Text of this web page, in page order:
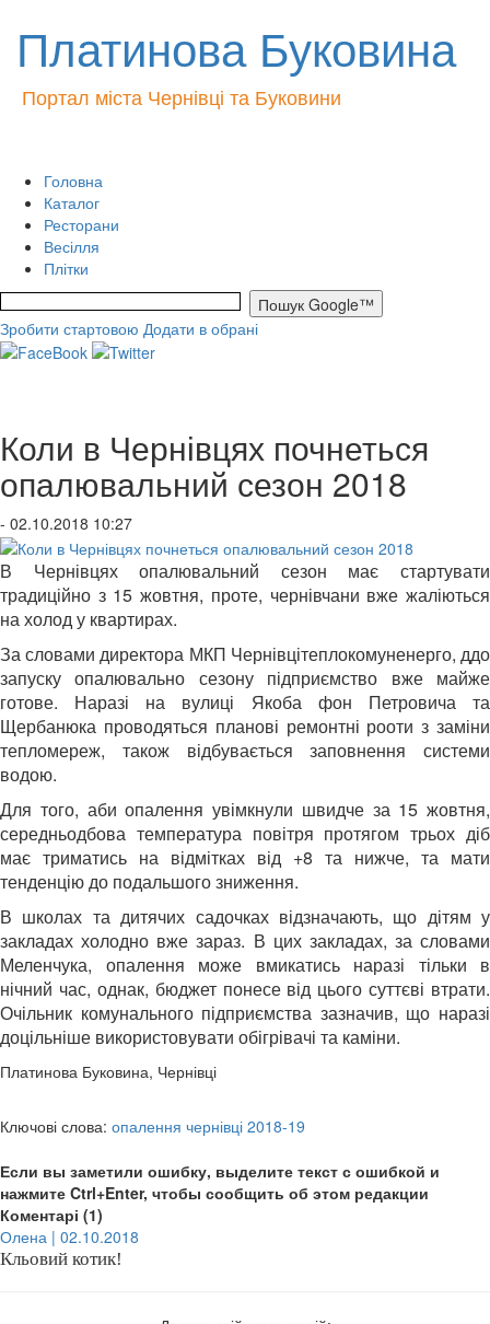
Платинова Буковина
Портал міста Чернівці та Буковини
Головна
Каталог
Ресторани
Весілля
Плітки
Зробити стартовою Додати в обрані
Коли в Чернівцях почнеться
опалювальний сезон 2018
- 02.10.2018 10:27
В Чернівцях опалювальний сезон має стартувати
традиційно з 15 жовтня, проте, чернівчани вже жаліються
на холод у квартирах.
За словами директора МКП Чернівцітеплокомуненерго, ддо
запуску опалювально сезону підприємство вже майже
готове. Наразі на вулиці Якоба фон Петровича та
Щербанюка проводяться планові ремонтні рооти з заміни
тепломереж, також відбувається заповнення системи
водою.
Для того, аби опалення увімкнули швидче за 15 жовтня,
середньодбова температура повітря протягом трьох діб
має триматись на відмітках від +8 та нижче, та мати
тенденцію до подальшого зниження.
В школах та дитячих садочках відзначають, що дітям у
закладах холодно вже зараз. В цих закладах, за словами
Меленчука, опалення може вмикатись наразі тільки в
нічний час, однак, бюджет понесе від цього суттєві втрати.
Очільник комунального підприємства зазначив, що наразі
доцільніше використовувати обігрівачі та каміни.
Платинова Буковина, Чернівці
Ключові слова: опалення чернівці 2018-19
Если вы заметили ошибку, выделите текст с ошибкой и
нажмите Ctrl+Enter, чтобы сообщить об этом редакции
Коментарі (1)
Олена | 02.10.2018
Кльовий котик!